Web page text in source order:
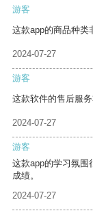
游客
这款app的商品种类
2024-07-27
游客
这款软件的售后服
2024-07-27
游客
这款app的学习氛围
成绩。
2024-07-27